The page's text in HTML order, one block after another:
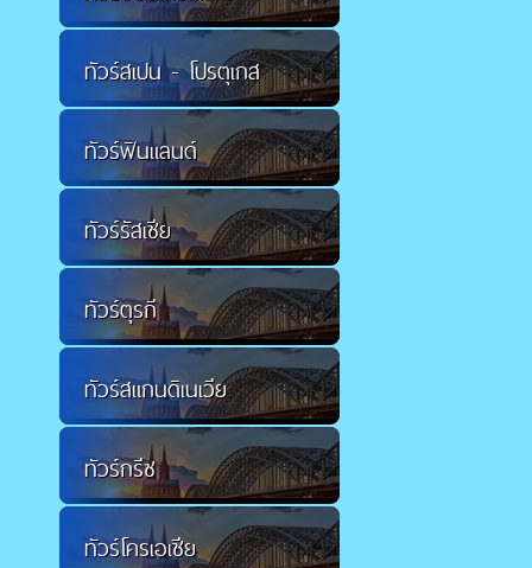
ทัวร์สเปน - โปรตุเกส
ทัวร์ฟินแลนด์
ทัวร์รัสเซีย
ทัวร์ตุรกี
ทัวร์สแกนดิเนเวีย
ทัวร์กรีซ
ทัวร์โครเอเชีย